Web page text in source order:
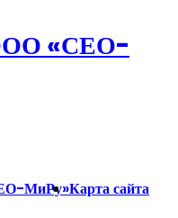
«СЕО-
МиРу»Карта сайта